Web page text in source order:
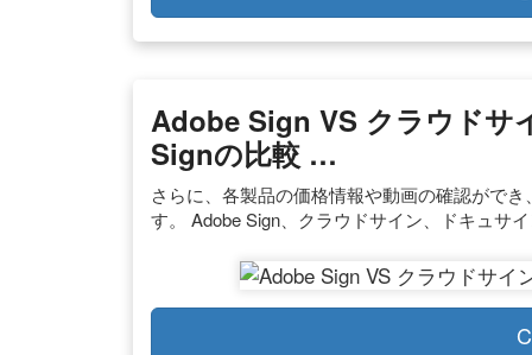
Adobe Sign VS クラウドサ
Signの比較 …
さらに、各製品の価格情報や動画の確認がで
す。 Adobe Sign、クラウドサイン、ドキュサ